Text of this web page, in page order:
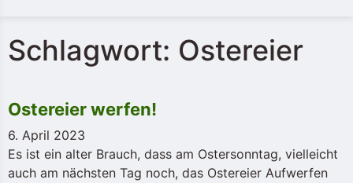
Schlagwort: Ostereier
Ostereier werfen!
6. April 2023
Es ist ein alter Brauch, dass am Ostersonntag, vielleicht
auch am nächsten Tag noch, das Ostereier Aufwerfen